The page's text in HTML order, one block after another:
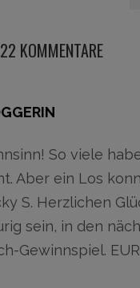
KOMMENTARE
So viele
Aber ein Los
S. Herzlichen
sein, in den
Gewinnspiel.